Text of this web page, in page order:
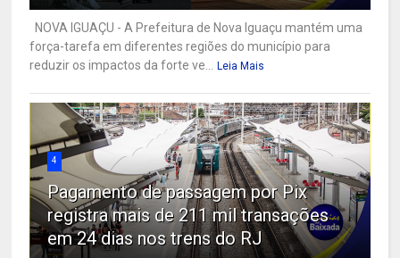
NOVA IGUAÇU - A Prefeitura de Nova Iguaçu mantém uma
força-tarefa em diferentes regiões do município para
reduzir os impactos da forte ve...
Leia Mais
4
Pagamento de passagem por Pix
registra mais de 211 mil transações
em 24 dias nos trens do RJ